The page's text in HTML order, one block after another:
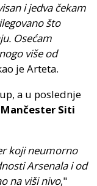
i jedva čekam
što
Osećam
više od
je Arteta.
a u poslednje
Mančester Siti
koji neumorno
Arsenala i od
na viši nivo,"